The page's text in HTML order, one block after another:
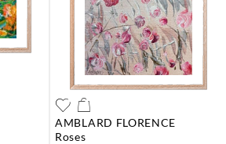
AMBLARD FLORENCE
roses